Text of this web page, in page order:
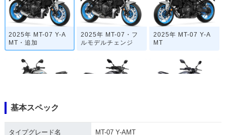
2025年 MT-07 Y-A
MT・追加
2025年 MT-07・フ
ルモデルチェンジ
2025年 MT-07 Y-A
MT
基本スペック
タイプグレード名 MT-07 Y-AMT